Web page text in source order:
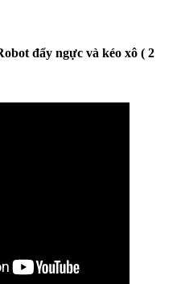
đẩy ngực và kéo xô ( 2